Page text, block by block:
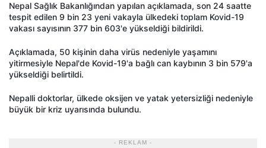
Nepal Sağlık Bakanlığından yapılan açıklamada, son 24 saatte
tespit edilen 9 bin 23 yeni vakayla ülkedeki toplam Kovid-19
vakası sayısının 377 bin 603'e yükseldiği bildirildi.
Açıklamada, 50 kişinin daha virüs nedeniyle yaşamını
yitirmesiyle Nepal'de Kovid-19'a bağlı can kaybının 3 bin 579'a
yükseldiği belirtildi.
Nepalli doktorlar, ülkede oksijen ve yatak yetersizliği nedeniyle
büyük bir kriz uyarısında bulundu.
- REKLAM -